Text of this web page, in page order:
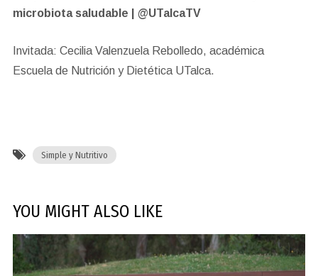
microbiota saludable | @UTalcaTV
Invitada: Cecilia Valenzuela Rebolledo, académica
Escuela de Nutrición y Dietética UTalca.
Simple y Nutritivo
YOU MIGHT ALSO LIKE